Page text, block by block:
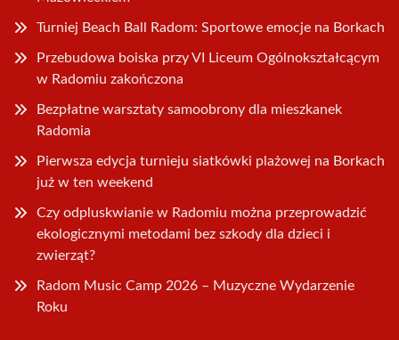
Turniej Beach Ball Radom: Sportowe emocje na Borkach
Przebudowa boiska przy VI Liceum Ogólnokształcącym
w Radomiu zakończona
Bezpłatne warsztaty samoobrony dla mieszkanek
Radomia
Pierwsza edycja turnieju siatkówki plażowej na Borkach
już w ten weekend
Czy odpluskwianie w Radomiu można przeprowadzić
ekologicznymi metodami bez szkody dla dzieci i
zwierząt?
Radom Music Camp 2026 – Muzyczne Wydarzenie
Roku